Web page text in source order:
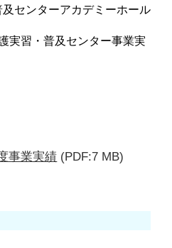
センターアカデミーホール
実習・普及センター事業実
事業実績 (PDF:7 MB)